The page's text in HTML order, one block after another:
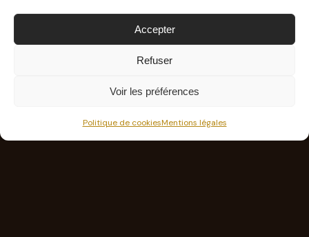
Accepter
Refuser
Voir les préférences
Politique de cookiesMentions légales
DE LA MOTIVATION !
rêve accessiblepour la grande majorité des